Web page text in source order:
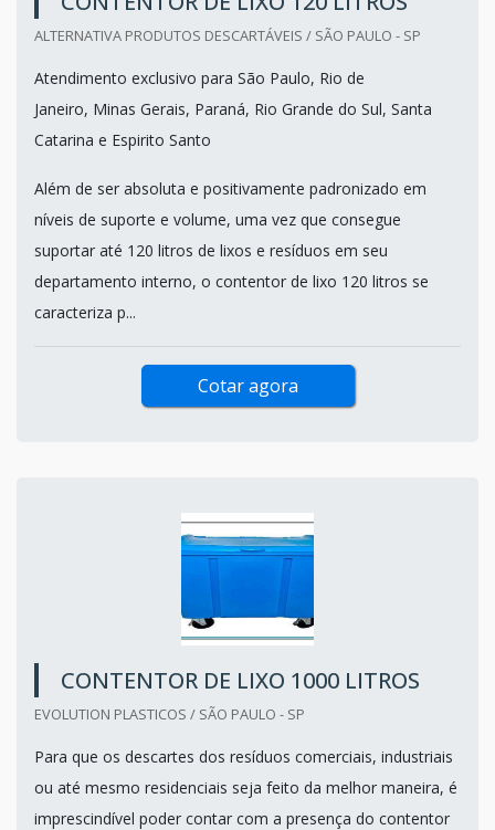
ALTERNATIVA PRODUTOS DESCARTÁVEIS / SÃO PAULO - SP
Atendimento exclusivo para São Paulo, Rio de
Janeiro, Minas Gerais, Paraná, Rio Grande do Sul, Santa
Catarina e Espirito Santo
Além de ser absoluta e positivamente padronizado em
níveis de suporte e volume, uma vez que consegue
suportar até 120 litros de lixos e resíduos em seu
departamento interno, o contentor de lixo 120 litros se
caracteriza p...
Cotar agora
CONTENTOR DE LIXO 1000 LITROS
EVOLUTION PLASTICOS / SÃO PAULO - SP
Para que os descartes dos resíduos comerciais, industriais
ou até mesmo residenciais seja feito da melhor maneira, é
imprescindível poder contar com a presença do contentor